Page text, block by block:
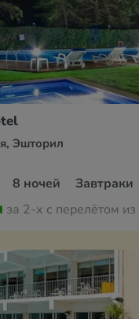
Эшторил
8 ночей Завтраки
за 2-х с перелётом